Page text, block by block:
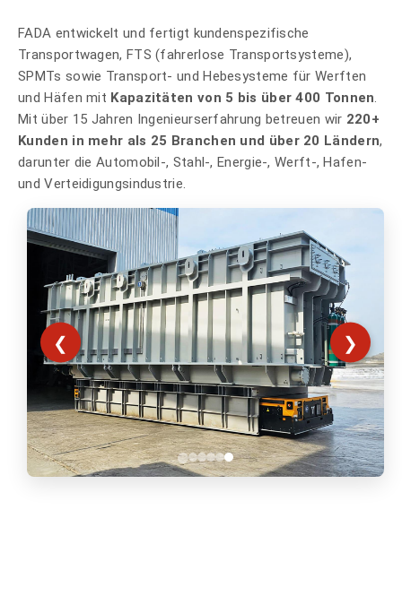
FADA entwickelt und fertigt kundenspezifische
Transportwagen, FTS (fahrerlose Transportsysteme),
SPMTs sowie Transport- und Hebesysteme für Werften
und Häfen mit Kapazitäten von 5 bis über 400 Tonnen.
Mit über 15 Jahren Ingenieurserfahrung betreuen wir 220+
Kunden in mehr als 25 Branchen und über 20 Ländern,
darunter die Automobil-, Stahl-, Energie-, Werft-, Hafen-
und Verteidigungsindustrie.
❮ ❯